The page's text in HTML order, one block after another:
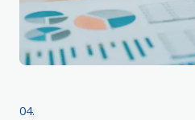
04.